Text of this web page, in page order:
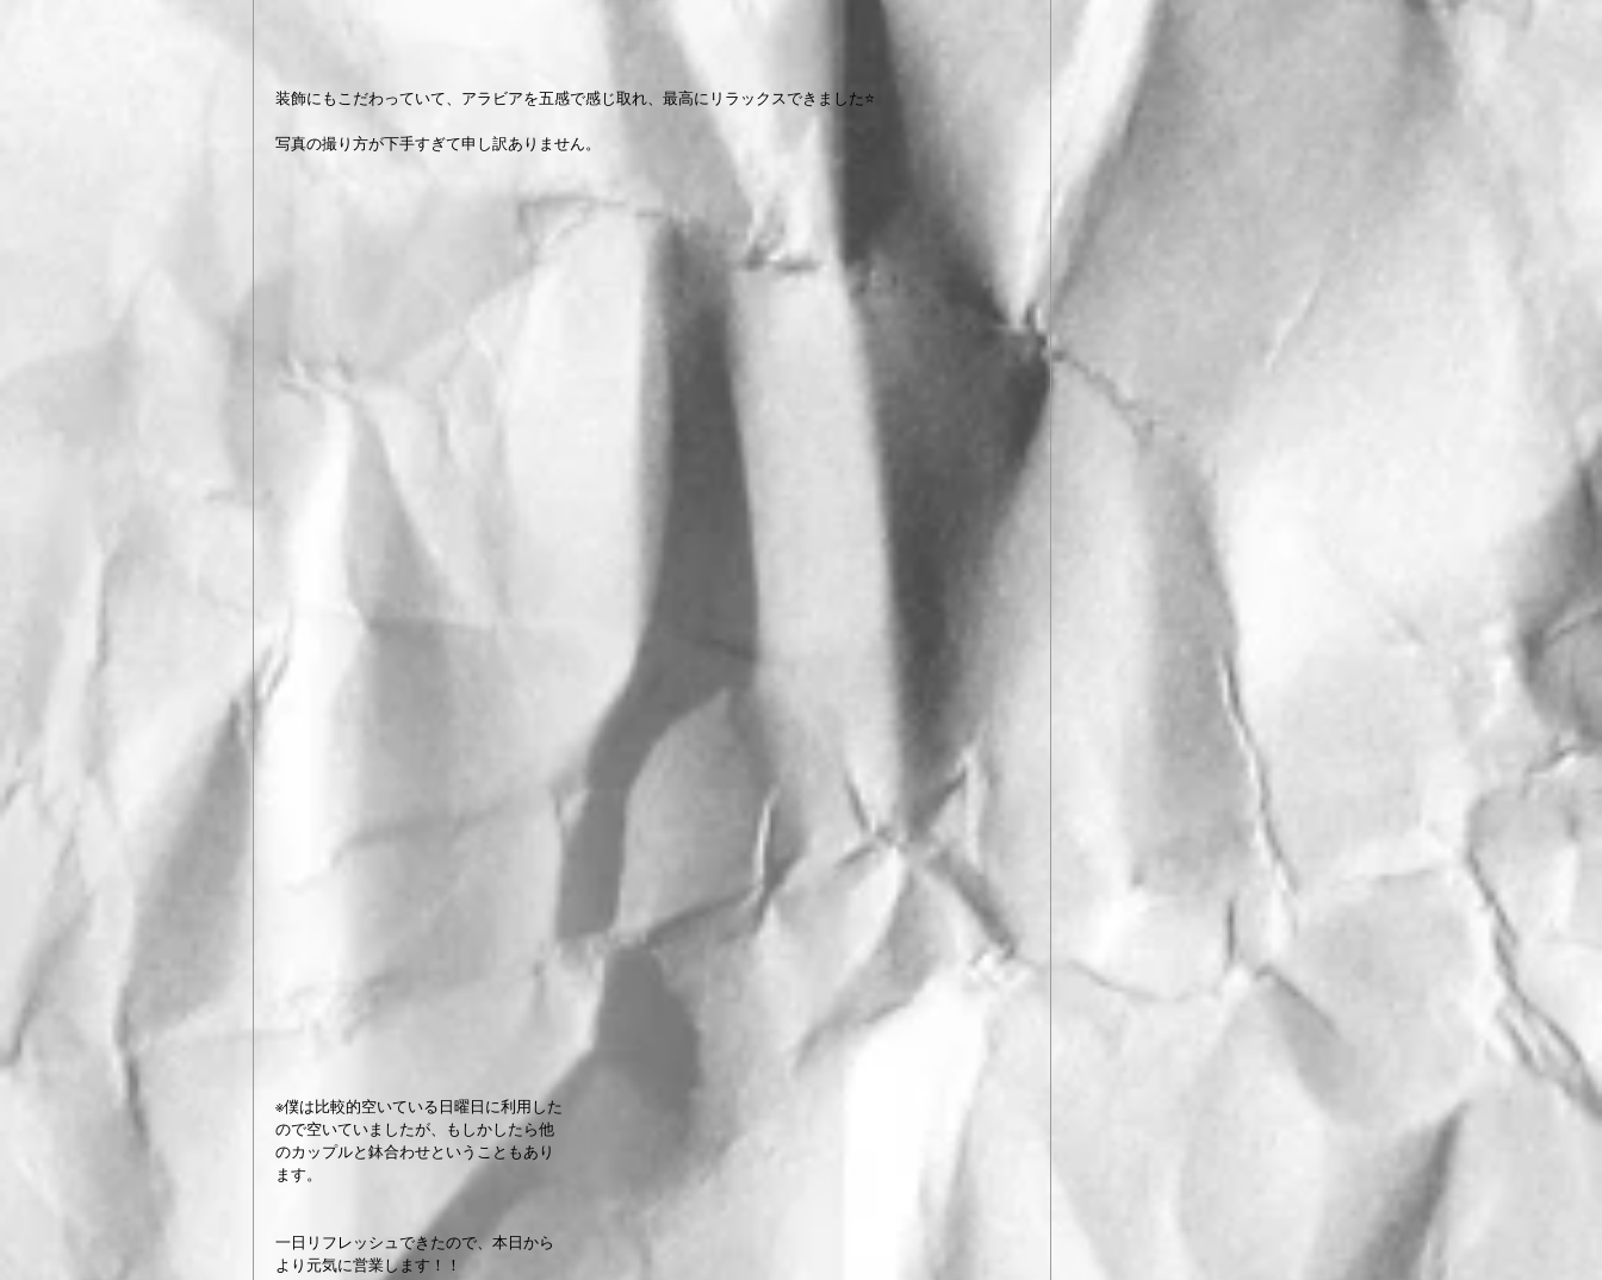
装飾にもこだわっていて、アラビアを五感で感じ取れ、最高にリラックスできました⭐️
写真の撮り方が下手すぎて申し訳ありません。
※僕は比較的空いている日曜日に利用した
ので空いていましたが、もしかしたら他
のカップルと鉢合わせということもあり
ます。
一日リフレッシュできたので、本日から
より元気に営業します！！